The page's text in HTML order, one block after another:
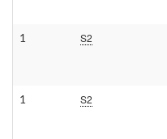
1 S2
1 S2